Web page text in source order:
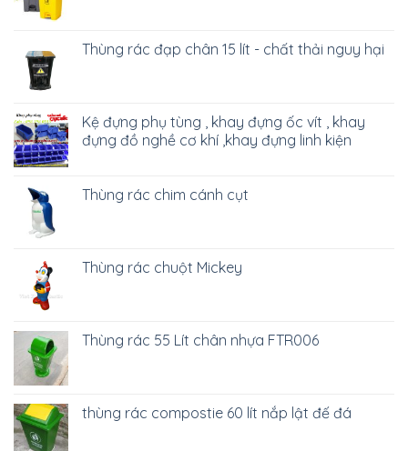
Thùng rác đạp chân 15 lít - chất thải nguy hại
Kệ đựng phụ tùng , khay đựng ốc vít , khay
đựng đồ nghề cơ khí ,khay đựng linh kiện
Thùng rác chim cánh cụt
Thùng rác chuột Mickey
Thùng rác 55 Lít chân nhựa FTR006
thùng rác compostie 60 lít nắp lật đế đá